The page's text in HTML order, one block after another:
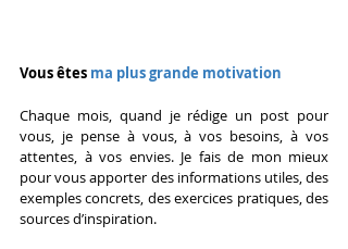
Vous êtes ma plus grande motivation
Chaque mois, quand je rédige un post pour
vous, je pense à vous, à vos besoins, à vos
attentes, à vos envies. Je fais de mon mieux
pour vous apporter des informations utiles, des
exemples concrets, des exercices pratiques, des
sources d’inspiration.